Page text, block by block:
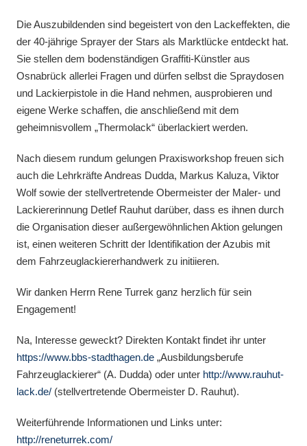
Die Auszubildenden sind begeistert von den Lackeffekten, die
der 40-jährige Sprayer der Stars als Marktlücke entdeckt hat.
Sie stellen dem bodenständigen Graffiti-Künstler aus
Osnabrück allerlei Fragen und dürfen selbst die Spraydosen
und Lackierpistole in die Hand nehmen, ausprobieren und
eigene Werke schaffen, die anschließend mit dem
geheimnisvollem „Thermolack“ überlackiert werden.
Nach diesem rundum gelungen Praxisworkshop freuen sich
auch die Lehrkräfte Andreas Dudda, Markus Kaluza, Viktor
Wolf sowie der stellvertretende Obermeister der Maler- und
Lackiererinnung Detlef Rauhut darüber, dass es ihnen durch
die Organisation dieser außergewöhnlichen Aktion gelungen
ist, einen weiteren Schritt der Identifikation der Azubis mit
dem Fahrzeuglackiererhandwerk zu initiieren.
Wir danken Herrn Rene Turrek ganz herzlich für sein
Engagement!
Na, Interesse geweckt? Direkten Kontakt findet ihr unter
https://www.bbs-stadthagen.de „Ausbildungsberufe
Fahrzeuglackierer“ (A. Dudda) oder unter http://www.rauhut-
lack.de/ (stellvertretende Obermeister D. Rauhut).
Weiterführende Informationen und Links unter:
http://reneturrek.com/